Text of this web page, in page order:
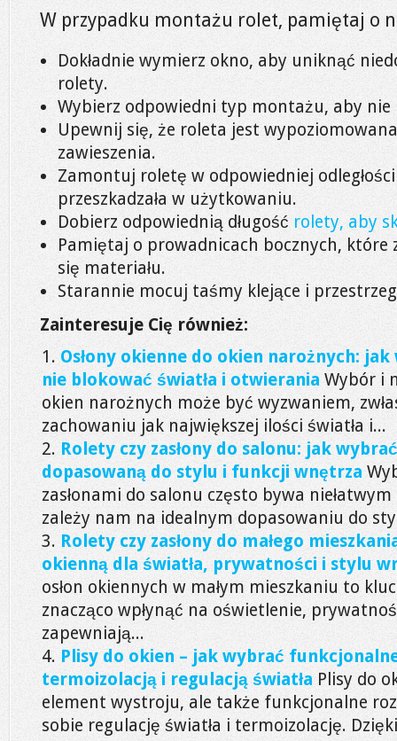
W przypadku montażu rolet, pamiętaj o
Dokładnie wymierz okno, aby uniknąć
rolety.
Wybierz odpowiedni typ montażu, aby
Upewnij się, że roleta jest
zawieszenia.
Zamontuj roletę w odpowiedniej
przeszkadzała w użytkowaniu.
Dobierz odpowiednią długość rolety, aby
Pamiętaj o prowadnicach bocznych, które
się materiału.
Starannie mocuj taśmy klejące i
Zainteresuje Cię również:
Osłony okienne do okien narożnych:
nie blokować światła i otwierania Wybór i
okien narożnych może być wyzwaniem,
zachowaniu jak największej ilości światła i...
Rolety czy zasłony do salonu: jak
dopasowaną do stylu i funkcji wnętrza
zasłonami do salonu często bywa
zależy nam na idealnym dopasowaniu do
Rolety czy zasłony do małego
okienną dla światła, prywatności i stylu
osłon okiennych w małym mieszkaniu to
znacząco wpłynąć na oświetlenie,
zapewniają...
Plisy do okien – jak wybrać
termoizolacją i regulacją światła Plisy do
element wystroju, ale także funkcjonalne
sobie regulację światła i termoizolację.